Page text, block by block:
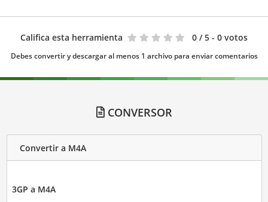
Califica esta herramienta 0 / 5 - 0 votos
Debes convertir y descargar al menos 1 archivo para enviar comentarios
CONVERSOR
Convertir a M4A
3GP a M4A